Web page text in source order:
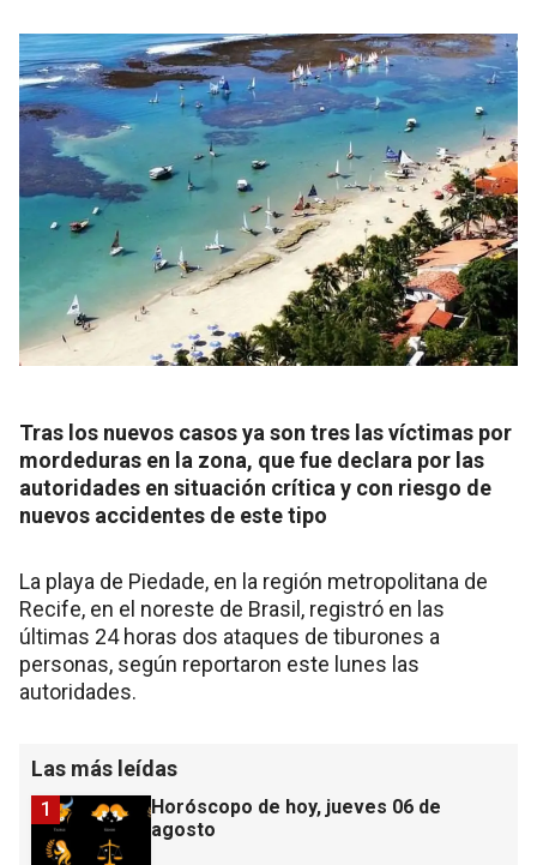
Tras los nuevos casos ya son tres las víctimas por
mordeduras en la zona, que fue declara por las
autoridades en situación crítica y con riesgo de
nuevos accidentes de este tipo
La playa de Piedade, en la región metropolitana de
Recife, en el noreste de Brasil, registró en las
últimas 24 horas dos ataques de tiburones a
personas, según reportaron este lunes las
autoridades.
Las más leídas
Horóscopo de hoy, jueves 06 de
agosto
1